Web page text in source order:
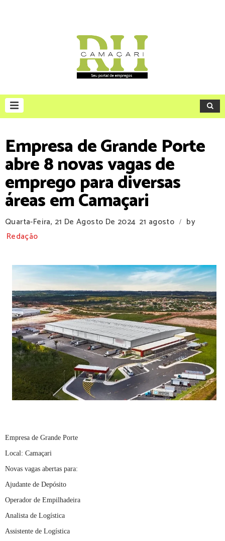
Empresa de Grande Porte
abre 8 novas vagas de
emprego para diversas
áreas em Camaçari
Quarta-Feira, 21 De Agosto De 2024 21 agosto /
by
Redação
Empresa de Grande Porte
Local: Camaçari
Novas vagas abertas para:
Ajudante de Depósito
Operador de Empilhadeira
Analista de Logística
Assistente de Logística